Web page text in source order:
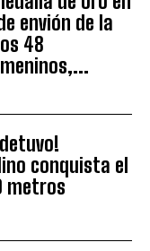
envión de la
48
conquista el
metros